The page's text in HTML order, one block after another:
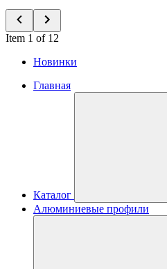
Item 1 of 12
Новинки
Главная
Каталог
Алюминиевые профили